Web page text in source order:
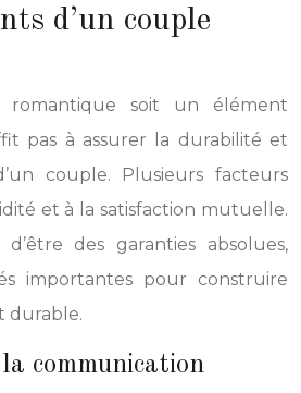
d’un couple
romantique soit un élément
pas à assurer la durabilité et
couple. Plusieurs facteurs
et à la satisfaction mutuelle.
des garanties absolues,
importantes pour construire
durable.
communication